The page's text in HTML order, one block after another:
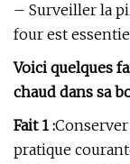
– Surveiller la
four est
Voici quelques
chaud dans sa
Fait 1 :
pratique